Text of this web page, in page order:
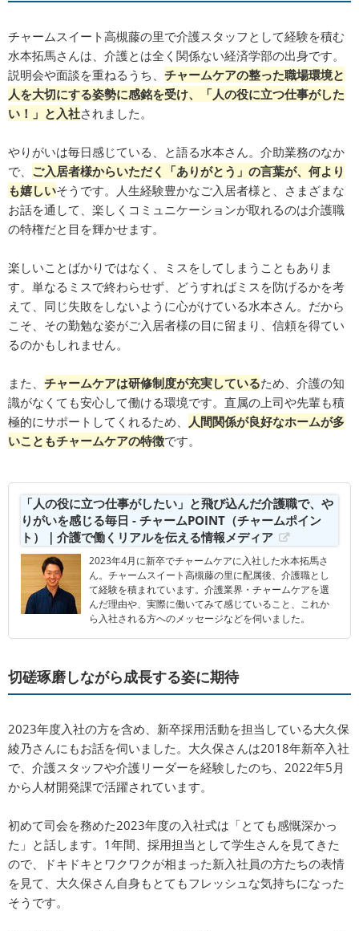
チャームスイート高槻藤の里で介護スタッフとして経験を積む
水本拓馬さんは、介護とは全く関係ない経済学部の出身です。
説明会や面談を重ねるうち、 チャームケアの整った職場環境と
人を大切にする姿勢に感銘を受け、「人の役に立つ仕事がした
い！」と入社されました。
やりがいは毎日感じている、と語る水本さん。介助業務のなか
で、 ご入居者様からいただく「ありがとう」の言葉が、何より
も嬉しいそうです。人生経験豊かなご入居者様と、さまざまな
お話を通して、楽しくコミュニケーションが取れるのは介護職
の特権だと目を輝かせます。
楽しいことばかりではなく、ミスをしてしまうこともありま
す。単なるミスで終わらせず、どうすればミスを防げるかを考
えて、同じ失敗をしないように心がけている水本さん。だから
こそ、その勤勉な姿がご入居者様の目に留まり、信頼を得てい
るのかもしれません。
また、 チャームケアは研修制度が充実しているため、介護の知
識がなくても安心して働ける環境です。直属の上司や先輩も積
極的にサポートしてくれるため、
人間関係が良好なホームが多
いこともチャームケアの特徴です。
「人の役に立つ仕事がしたい」と飛び込んだ介護職で、や
りがいを感じる毎日 - チャームPOINT（チャームポイン
ト）｜介護で働くリアルを伝える情報メディア
2023年4月に新卒でチャームケアに入社した水本拓馬さ
ん。チャームスイート高槻藤の里に配属後、介護職とし
て経験を積まれています。介護業界・チャームケアを選
んだ理由や、実際に働いてみて感じていること、これか
ら入社される方へのメッセージなどを伺いました。
切磋琢磨しながら成長する姿に期待
2023年度入社の方を含め、新卒採用活動を担当している大久保
綾乃さんにもお話を伺いました。大久保さんは2018年新卒入社
で、介護スタッフや介護リーダーを経験したのち、2022年5月
から人材開発課で活躍されています。
初めて司会を務めた2023年度の入社式は「とても感慨深かっ
た」と話します。1年間、採用担当として学生さんを見てきた
ので、ドキドキとワクワクが相まった新入社員の方たちの表情
を見て、大久保さん自身もとてもフレッシュな気持ちになった
そうです。